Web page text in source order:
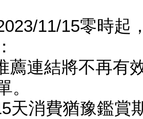
11/15零時起
薦連結將不再有
。
天消費猶豫鑑賞